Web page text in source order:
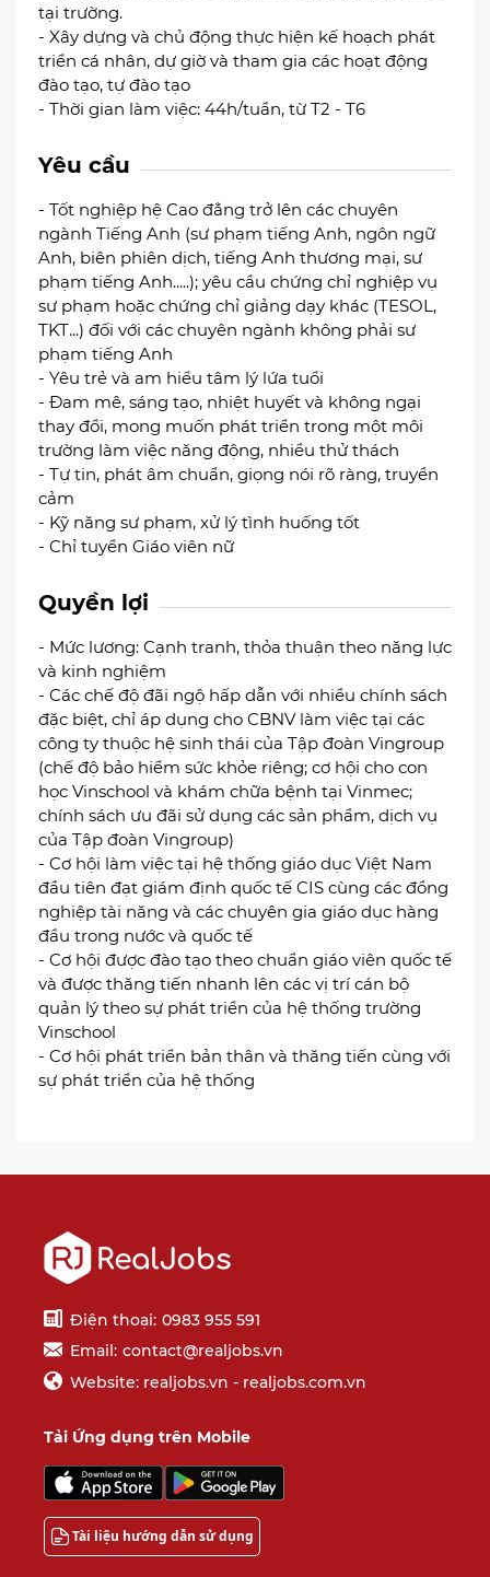
tại trường.
- Xây dựng và chủ động thực hiện kế hoạch phát
triển cá nhân, dự giờ và tham gia các hoạt động
đào tạo, tự đào tạo
- Thời gian làm việc: 44h/tuần, từ T2 - T6
Yêu cầu
- Tốt nghiệp hệ Cao đẳng trở lên các chuyên
ngành Tiếng Anh (sư phạm tiếng Anh, ngôn ngữ
Anh, biên phiên dịch, tiếng Anh thương mại, sư
phạm tiếng Anh.....); yêu cầu chứng chỉ nghiệp vụ
sư phạm hoặc chứng chỉ giảng dạy khác (TESOL,
TKT...) đối với các chuyên ngành không phải sư
phạm tiếng Anh
- Yêu trẻ và am hiểu tâm lý lứa tuổi
- Đam mê, sáng tạo, nhiệt huyết và không ngại
thay đổi, mong muốn phát triển trong một môi
trường làm việc năng động, nhiều thử thách
- Tự tin, phát âm chuẩn, giọng nói rõ ràng, truyền
cảm
- Kỹ năng sư phạm, xử lý tình huống tốt
- Chỉ tuyển Giáo viên nữ
Quyền lợi
- Mức lương: Cạnh tranh, thỏa thuận theo năng lực
và kinh nghiệm
- Các chế độ đãi ngộ hấp dẫn với nhiều chính sách
đặc biệt, chỉ áp dụng cho CBNV làm việc tại các
công ty thuộc hệ sinh thái của Tập đoàn Vingroup
(chế độ bảo hiểm sức khỏe riêng; cơ hội cho con
học Vinschool và khám chữa bệnh tại Vinmec;
chính sách ưu đãi sử dụng các sản phẩm, dịch vụ
của Tập đoàn Vingroup)
- Cơ hội làm việc tại hệ thống giáo dục Việt Nam
đầu tiên đạt giám định quốc tế CIS cùng các đồng
nghiệp tài năng và các chuyên gia giáo dục hàng
đầu trong nước và quốc tế
- Cơ hội được đào tạo theo chuẩn giáo viên quốc tế
và được thăng tiến nhanh lên các vị trí cán bộ
quản lý theo sự phát triển của hệ thống trường
Vinschool
- Cơ hội phát triển bản thân và thăng tiến cùng với
sự phát triển của hệ thống
Điện thoại: 0983 955 591
Email: contact@realjobs.vn
Website: realjobs.vn - realjobs.com.vn
Tải Ứng dụng trên Mobile
Tài liệu hướng dẫn sử dụng